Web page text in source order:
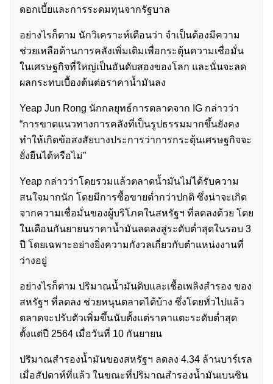
ดอกเบี้ยและการระดมทุนจากรัฐบาล
อย่างไรก็ตาม นักวิเคราะห์เตือนว่า จำเป็นต้องมีความ
ช่วยเหลือด้านการคลังเพิ่มเติมเพื่อกระตุ้นความเชื่อมั่น
ในเศรษฐกิจที่ใหญ่เป็นอันดับสองของโลก และนั่นจะลด
ผลกระทบเบื้องต้นต่อราคาน้ำมันลง
Yeap Jun Rong นักกลยุทธ์การตลาดจาก IG กล่าวว่า
“การขาดแนวทางการคลังที่เป็นรูปธรรมมากขึ้นยังคง
ทำให้เกิดข้อสงสัยบางประการว่าการกระตุ้นเศรษฐกิจจะ
ยั่งยืนได้หรือไม่”
Yeap กล่าวว่าโดยรวมแล้วตลาดน้ำมันไม่ได้รับความ
สนใจมากนัก โดยมีการซื้อขายต่ำกว่าปกติ ซึ่งน่าจะเกิด
จากความเชื่อมั่นของผู้บริโภคในสหรัฐฯ ที่ลดลงด้วย โดย
ในเดือนกันยายนราคาน้ำมันลดลงสู่ระดับต่ำสุดในรอบ 3
ปี โดยเฉพาะอย่างยิ่งความกังวลเกี่ยวกับตำแหน่งงานที่
ว่างอยู่
อย่างไรก็ตาม ปริมาณน้ำมันดิบและเชื้อเพลิงสำรอง ของ
สหรัฐฯ ที่ลดลง ช่วยหนุนตลาดได้บ้าง ซึ่งโดยทั่วไปแล้ว
ตลาดจะปรับตัวเพิ่มขึ้นนับตั้งแต่ราคาแตะระดับต่ำสุด
ตั้งแต่ปี 2564 เมื่อวันที่ 10 กันยายน
ปริมาณสำรองน้ำมันของสหรัฐฯ ลดลง 4.34 ล้านบาร์เรล
เมื่อสัปดาห์ที่แล้ว ในขณะที่ปริมาณสำรองน้ำมันเบนซิน